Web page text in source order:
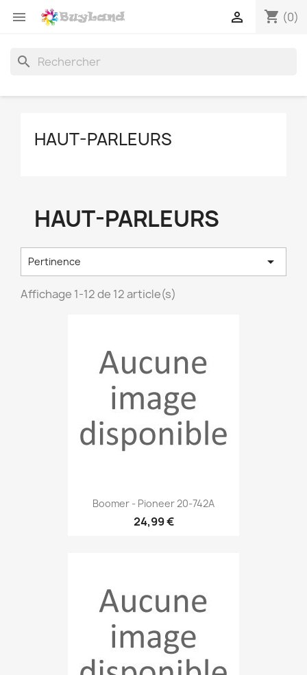
 shopping_cart (0)

search
HAUT-PARLEURS
HAUT-PARLEURS
Pertinence 
Affichage 1-12 de 12 article(s)
Boomer - Pioneer 20-742A
24,99 €